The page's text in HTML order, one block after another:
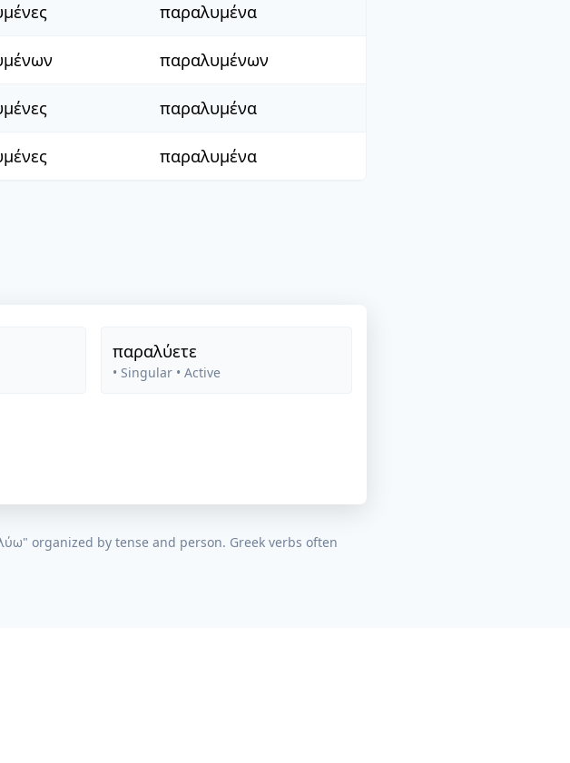
παραλυμένα
παραλυμένων
παραλυμένα
παραλυμένα
παραλύετε
• Singular• Active
" organized by tense and person. Greek verbs often